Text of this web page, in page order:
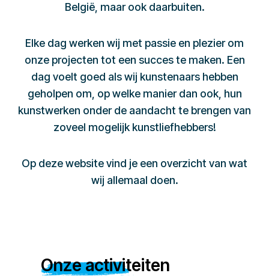
België, maar ook daarbuiten.
Elke dag werken wij met passie en plezier om
onze projecten tot een succes te maken. Een
dag voelt goed als wij kunstenaars hebben
geholpen om, op welke manier dan ook, hun
kunstwerken onder de aandacht te brengen van
zoveel mogelijk kunstliefhebbers!
Op deze website vind je een overzicht van wat
wij allemaal doen.
Onze activiteiten